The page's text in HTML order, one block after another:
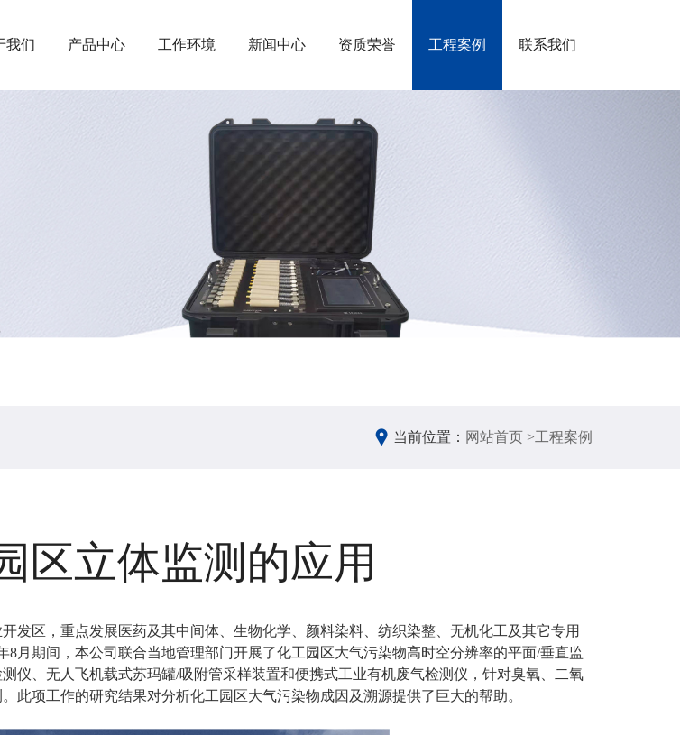
我们 产品中心 工作环境 新闻中心 资质荣誉 工程案例 联系我们
当前位置： 网站首页 >工程案例
区立体监测的应用
发区，重点发展医药及其中间体、生物化学、颜料染料、纺织染整、无机化工及其它专用
月期间，本公司联合当地管理部门开展了化工园区大气污染物高时空分辨率的平面/垂直监
仪、无人飞机载式苏玛罐/吸附管采样装置和便携式工业有机废气检测仪，针对臭氧、二氧
项工作的研究结果对分析化工园区大气污染物成因及溯源提供了巨大的帮助。